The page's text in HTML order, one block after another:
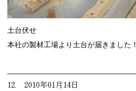
土台伏せ
本社の製材工場より土台が届きました！
12. 2010年01月14日